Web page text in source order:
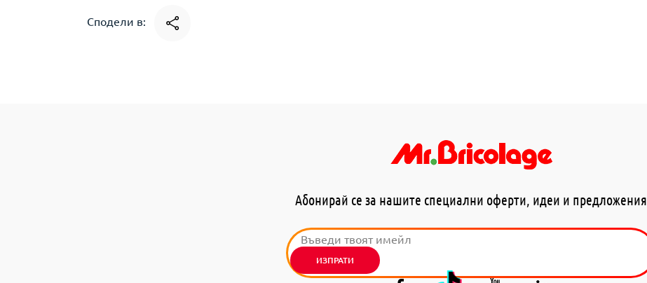
Сподели в:
Абонирай се за нашите специални оферти, идеи и предложения
ИЗПРАТИ